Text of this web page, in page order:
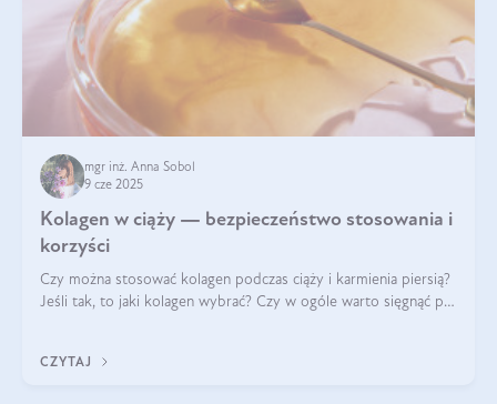
mgr inż. Anna Sobol
9 cze 2025
Kolagen w ciąży — bezpieczeństwo stosowania i
korzyści
Czy można stosować kolagen podczas ciąży i karmienia piersią?
Jeśli tak, to jaki kolagen wybrać? Czy w ogóle warto sięgnąć po
CZYTAJ